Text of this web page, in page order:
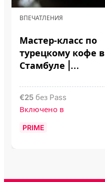
ВПЕЧАТЛЕНИЯ
Мастер‑класс по
турецкому кофе в
Стамбуле |
€25 без Pass
Включено в
PRIME